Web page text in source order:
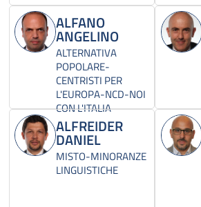
ALFANO
ANGELINO
ALTERNATIVA
POPOLARE-
CENTRISTI PER
L'EUROPA-NCD-NOI
CON L'ITALIA
ALFREIDER
DANIEL
MISTO-MINORANZE
LINGUISTICHE